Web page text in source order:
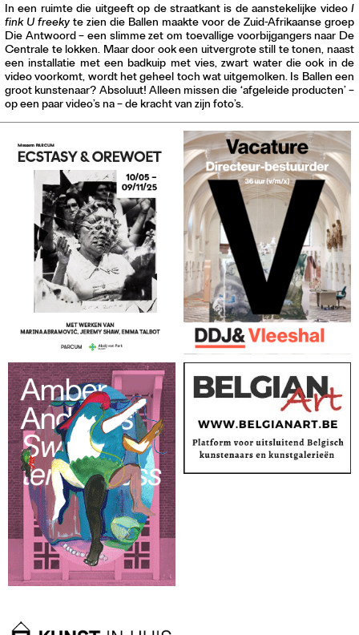
In een ruimte die uitgeeft op de straatkant is de aanstekelijke videoI
fink U freekyte zien die Ballen maakte voor de Zuid-Afrikaanse groep
Die Antwoord – een slimme zet om toevallige voorbijgangers naar De
Centrale te lokken. Maar door ook een uitvergrote still te tonen, naast
een installatie met een badkuip met vies, zwart water die ook in de
video voorkomt, wordt het geheel toch wat uitgemolken. Is Ballen een
groot kunstenaar? Absoluut! Alleen missen die ‘afgeleide producten’ –
op een paar video’s na – de kracht van zijn foto’s.